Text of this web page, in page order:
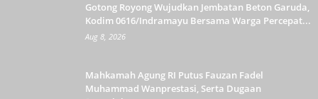
Gotong Royong Wujudkan Jembatan Beton Garuda,
Kodim 0616/Indramayu Bersama Warga Percepat...
Aug 8, 2026
Mahkamah Agung RI Putus Fauzan Fadel
Muhammad Wanprestasi, Serta Dugaan